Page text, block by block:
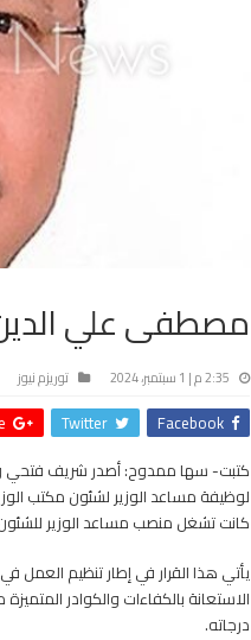
مصطفى علي الدين
2:35 م | 1 سبتمبر، 2024 توريزم نيوز
Facebook
Twitter
كتبت- سها ممدوح: أصدر شريف فتحي
لوظيفة مساعد الوزير لشئون مكتب
كانت تشغل منصب مساعد الوزير للشئون
يأتي هذا القرار في إطار تنظيم العمل
الاستعانة بالكفاءات والكوادر
درجاته.